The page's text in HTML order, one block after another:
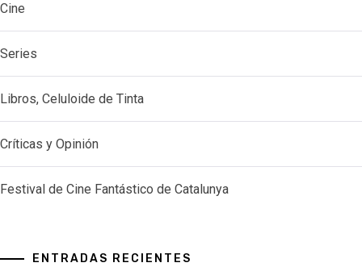
Cine
Series
Libros, Celuloide de Tinta
Críticas y Opinión
Festival de Cine Fantástico de Catalunya
ENTRADAS RECIENTES